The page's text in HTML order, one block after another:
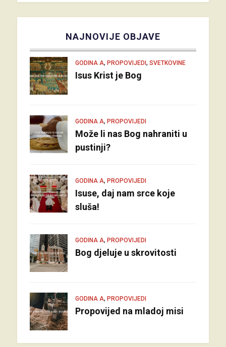
NAJNOVIJE OBJAVE
GODINA A, PROPOVIJEDI, SVETKOVINE
Isus Krist je Bog
GODINA A, PROPOVIJEDI
Može li nas Bog nahraniti u
pustinji?
GODINA A, PROPOVIJEDI
Isuse, daj nam srce koje
sluša!
GODINA A, PROPOVIJEDI
Bog djeluje u skrovitosti
GODINA A, PROPOVIJEDI
Propovijed na mladoj misi